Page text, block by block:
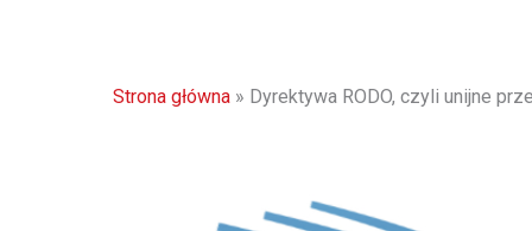
Strona główna» Dyrektywa RODO, czyli unijne